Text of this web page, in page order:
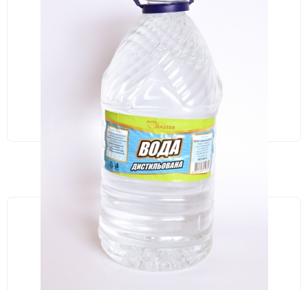
В НАЛИЧИИ
ДОСТУПНО: 1086
АРТИКУЛ: 32667